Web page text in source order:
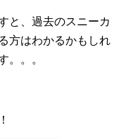
と、過去のスニーカ
方はわかるかもしれ
。。。